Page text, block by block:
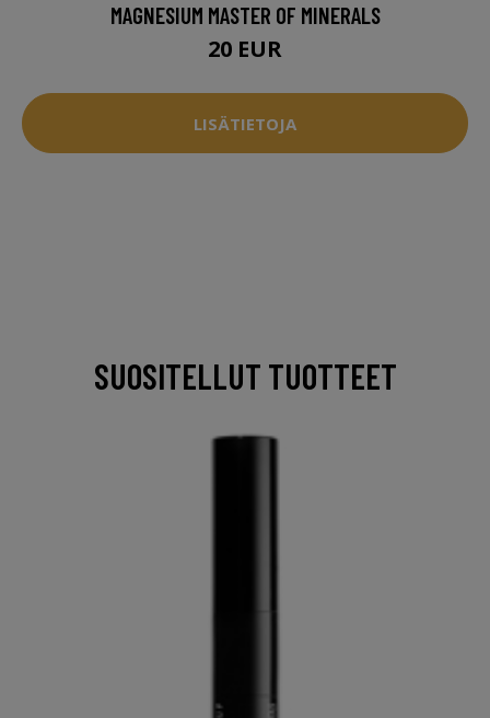
MAGNESIUM MASTER OF MINERALS
20 EUR
LISÄTIETOJA
SUOSITELLUT TUOTTEET